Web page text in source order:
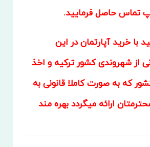
تماس حاصل فرمایید.
با خرید آپارتمان در این
از شهروندی کشور ترکیه و اخذ
که به صورت کاملا قانونی به
ارائه میگردد بهره مند